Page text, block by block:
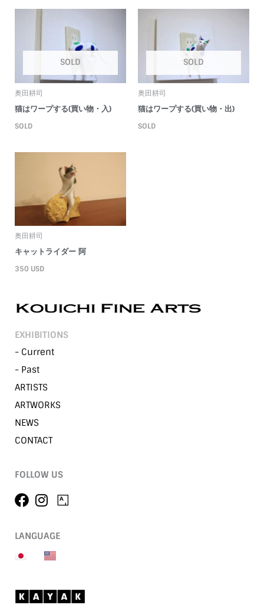
SOLD
奥田耕司
猫はワープする(買い物・入)
SOLD
SOLD
奥田耕司
猫はワープする(買い物・出)
SOLD
奥田耕司
キャットライダー 阿
350 USD
EXHIBITIONS
- Current
- Past
ARTISTS
ARTWORKS
NEWS
CONTACT
FOLLOW US
LANGUAGE